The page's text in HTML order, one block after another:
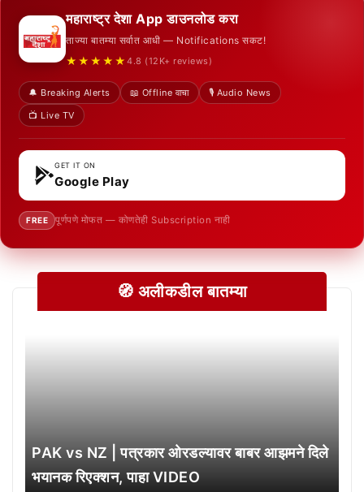
महाराष्ट्र देशा App डाउनलोड करा
ताज्या बातम्या सर्वात आधी — Notifications सकट!
★★★★★ 4.8 (12K+ reviews)
🔔 Breaking Alerts 📖 Offline वाचा
🎙️ Audio News
📺 Live TV
GET IT ON
Google Play
FREE पूर्णपणे मोफत — कोणतेही Subscription नाही
🧭 अलीकडील बातम्या
PAK vs NZ | पत्रकार ओरडल्यावर बाबर आझमने दिले
भयानक रिएक्शन, पाहा VIDEO